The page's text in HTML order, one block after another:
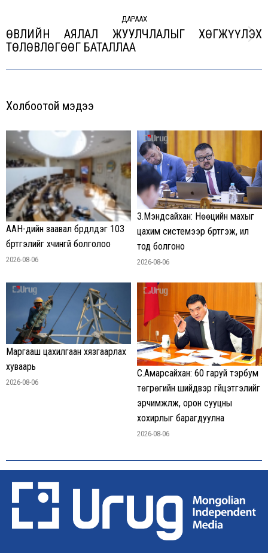
ДАРААХ
Next
ӨВЛИЙН АЯЛАЛ ЖУУЛЧЛАЛЫГ ХӨГЖҮҮЛЭХ
ТӨЛӨВЛӨГӨӨГ БАТАЛЛАА
Холбоотой мэдээ
ААН-үүдийн заавал бүрдүүлдэг 103
бүртгэлийг хүчингүй болголоо
2026-08-06
З.Мэндсайхан: Нөөцийн махыг
цахим системээр бүртгэж, ил
тод болгоно
2026-08-06
Маргааш цахилгаан хязгаарлах
хуваарь
2026-08-06
С.Амарсайхан: 60 гаруй тэрбум
төгрөгийн шийдвэр гүйцэтгэлийг
эрчимжүүлж, орон сууцны
хохирлыг барагдуулна
2026-08-06